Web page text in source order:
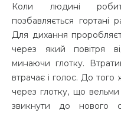
Коли людині
позбавляється гортані
Для дихання
через який повітря
минаючи глотку.
втрачає і голос. До
через глотку, що
звикнути до нового